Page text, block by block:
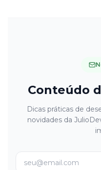
Conteúdo
Dicas práticas de
novidades da